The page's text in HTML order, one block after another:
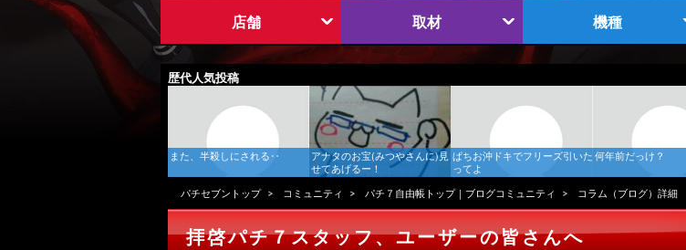
店舗 取材 機種
歴代人気投稿
また、半殺しにされる‥
アナタのお宝(みつやさんに)見
せてあげるー！
ぱちお沖ドキでフリーズ引いた
ってよ
何年前だっけ？
パチセブントップ コミュニティ パチ７自由帳トップ｜ブログコミュニティ コラム（ブログ）詳細
拝啓パチ７スタッフ、ユーザーの皆さんへ